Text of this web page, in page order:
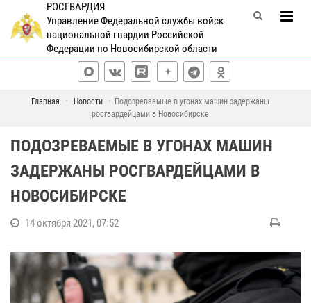
РОСГВАРДИЯ
Управление Федеральной службы войск
национальной гвардии Российской
Федерации по Новосибирской области
Главная Новости
Подозреваемые в угонах машин задержаны
росгвардейцами в Новосибирске
ПОДОЗРЕВАЕМЫЕ В УГОНАХ МАШИН
ЗАДЕРЖАНЫ РОСГВАРДЕЙЦАМИ В
НОВОСИБИРСКЕ
14 октября 2021, 07:52